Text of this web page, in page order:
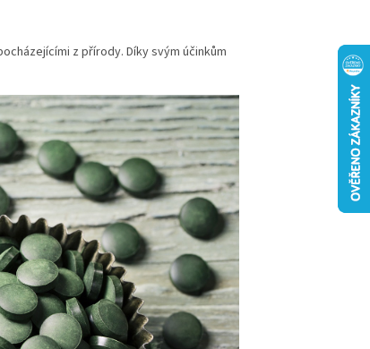
z přírody. Díky svým účinkům